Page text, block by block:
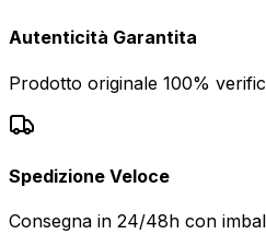
Autenticità Garantita
Prodotto originale 100%
Spedizione Veloce
Consegna in 24/48h con